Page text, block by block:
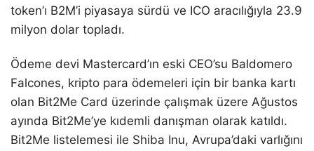
token’ı B2M’i piyasaya sürdü ve ICO aracılığıyla 23.9
milyon dolar topladı.
Ödeme devi Mastercard’ın eski CEO’su Baldomero
Falcones, kripto para ödemeleri için bir banka kartı
olan Bit2Me Card üzerinde çalışmak üzere Ağustos
ayında Bit2Me’ye kıdemli danışman olarak katıldı.
Bit2Me listelemesi ile Shiba Inu, Avrupa’daki varlığını